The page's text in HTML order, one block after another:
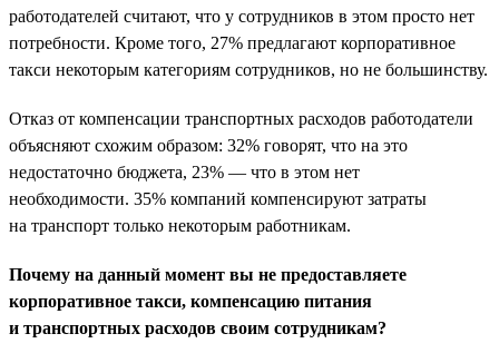
работодателей считают, что у сотрудников в этом просто нет
потребности. Кроме того, 27% предлагают корпоративное
такси некоторым категориям сотрудников, но не большинству.
Отказ от компенсации транспортных расходов работодатели
объясняют схожим образом: 32% говорят, что на это
недостаточно бюджета, 23% — что в этом нет
необходимости. 35% компаний компенсируют затраты
на транспорт только некоторым работникам.
Почему на данный момент вы не предоставляете
корпоративное такси, компенсацию питания
и транспортных расходов своим сотрудникам?